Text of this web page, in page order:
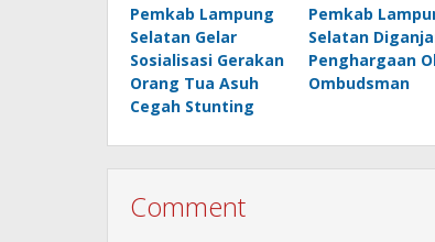
Pemkab Lampung
Selatan Gelar
Sosialisasi Gerakan
Orang Tua Asuh
Cegah Stunting
Pemkab
Selatan
Penghargaan
Ombudsman
Comment